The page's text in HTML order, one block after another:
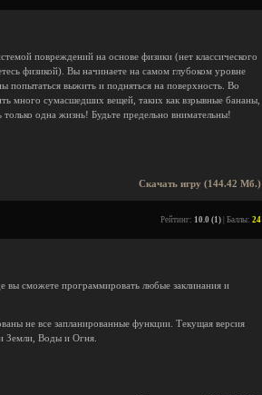
повреждений на основе физики (нет классического
физикой). Вы начинаете на самом глубоком уровне
попытаться выжить и подняться на поверхность. Во
много сумасшедших вещей, таких как взрывные бананы,
одна жизнь! Будьте предельно внимательны!
Скачать игру (144.42 Мб.)
Рейтинг: 10.0 (1) | Баллы: 24
вы сможете программировать любые заклинания и
не все запланированные функции. Текущая версия
Земли, Воды и Огня.